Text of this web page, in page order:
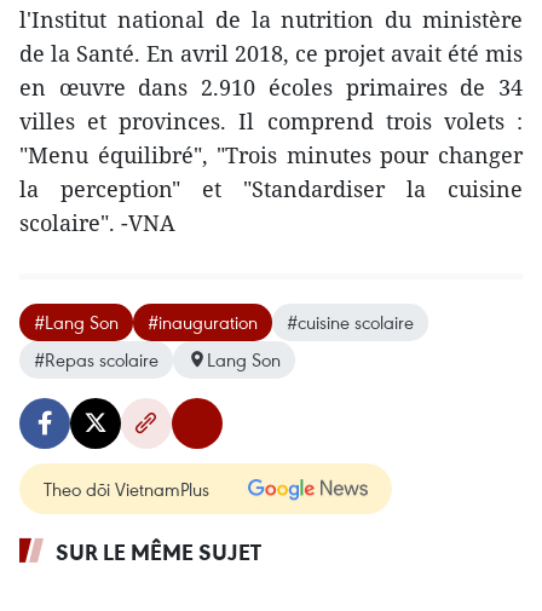
l'Institut national de la nutrition du ministère
de la Santé. En avril 2018, ce projet avait été mis
en œuvre dans 2.910 écoles primaires de 34
villes et provinces. Il comprend trois volets :
"Menu équilibré", "Trois minutes pour changer
la perception" et "Standardiser la cuisine
scolaire". -VNA
#Lang Son #inauguration
#cuisine scolaire
#Repas scolaire
Lang Son
Theo dõi VietnamPlus
SUR LE MÊME SUJET